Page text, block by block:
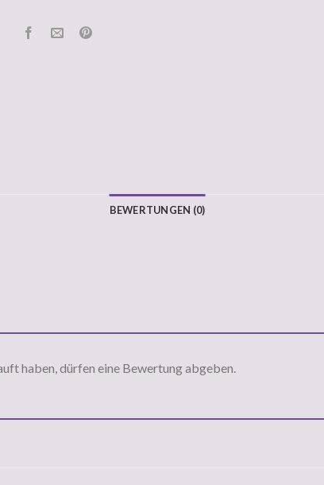
BEWERTUNGEN (0)
haben, dürfen eine Bewertung abgeben.